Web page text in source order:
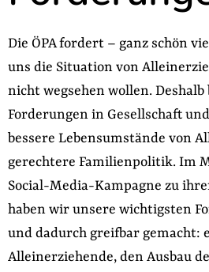
Die ÖPA fordert – ganz schön
uns die Situation von
nicht wegsehen wollen.
Forderungen in Gesellschaft
bessere Lebensumstände von
gerechtere Familienpolitik. Im
Social-Media-Kampagne zu
haben wir unsere wichtigsten
und dadurch greifbar gemacht:
Alleinerziehende, den Ausbau